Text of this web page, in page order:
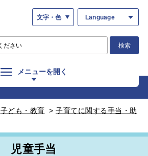
文字・色 Language
検索
メニューを開く
子ども・教育 > 子育てに関する手当・助
児童手当